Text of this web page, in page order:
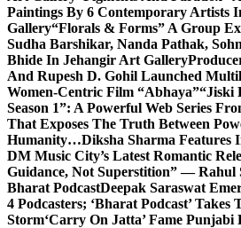
Paintings By 6 Contemporary Artists
Gallery“Florals & Forms” A Group
Sudha Barshikar, Nanda Pathak,
Bhide In Jehangir Art Gallery
And Rupesh D. Gohil Launched
Women-Centric Film “Abhaya”“Jiski
Season 1”: A Powerful Web Series
That Exposes The Truth Between
Humanity…Diksha Sharma Features
DM Music City’s Latest Romantic
Guidance, Not Superstition” — Rahul
Bharat PodcastDeepak Saraswat
4 Podcasters; ‘Bharat Podcast’
Storm‘Carry On Jatta’ Fame Punjabi